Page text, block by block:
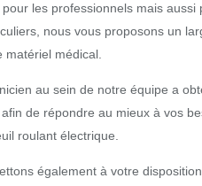
pour les professionnels mais aussi
nous vous proposons un
matériel médical.
au sein de notre équipe a
afin de répondre au mieux à vos
roulant électrique.
également à votre